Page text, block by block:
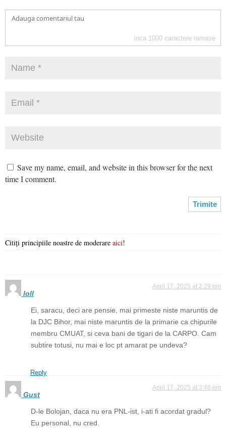
inca 1000 caractere ramase
Save my name, email, and website in this browser for the next
time I comment.
Citiți principiile noastre de moderare aici!
loll
April 17, 2025 at 2:29 pm
Ei, saracu, deci are pensie, mai primeste niste maruntis de
la DJC Bihor, mai niste maruntis de la primarie ca chipurile
membru CMUAT, si ceva bani de tigari de la CARPO. Cam
subtire totusi, nu mai e loc pt amarat pe undeva?
Reply
Gust
April 17, 2025 at 3:46 pm
D-le Bolojan, daca nu era PNL-ist, i-ati fi acordat gradul?
Eu personal, nu cred.